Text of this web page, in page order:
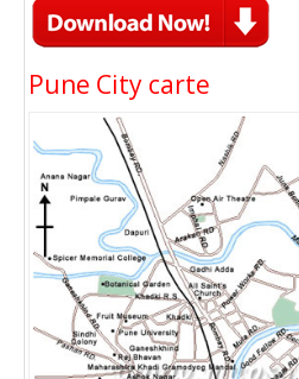
Pune City carte